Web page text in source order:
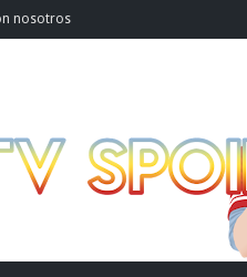
nosotros